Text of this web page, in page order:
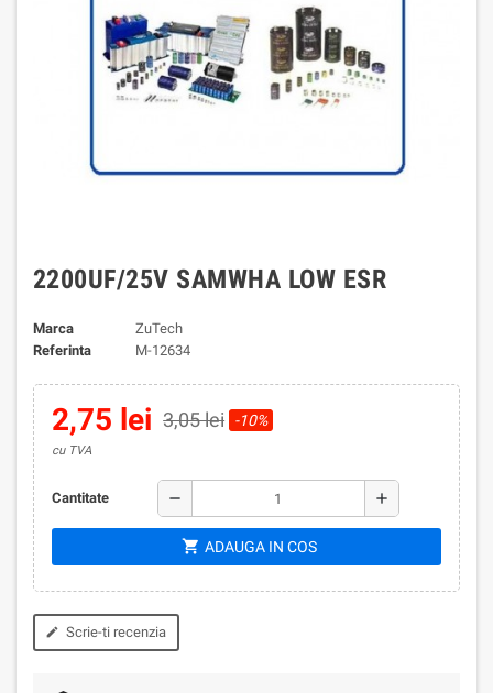
2200UF/25V SAMWHA LOW ESR
Marca
ZuTech
Referinta
M-12634
2,75 lei 3,05 lei -10%
cu TVA
Cantitate remove add
shopping_cart ADAUGA IN COS
edit Scrie-ti recenzia